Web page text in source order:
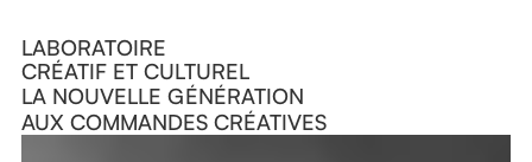
LA NOUVELLE GÉNÉRATION
AUX COMMANDES CRÉATIVES
LABORATOIRE
CRÉATIF ET CULTUREL